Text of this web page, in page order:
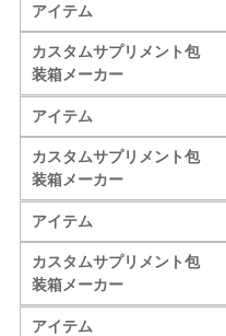
アイテム
カスタムサプリメント包
装箱メーカー
アイテム
カスタムサプリメント包
装箱メーカー
アイテム
カスタムサプリメント包
装箱メーカー
アイテム